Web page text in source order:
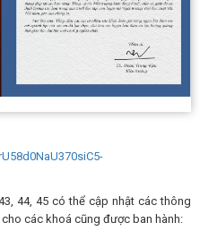
44, 45 có thể cập nhật các thông
các khoá cũng được ban hành: